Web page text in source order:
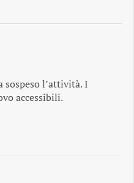
sospeso l’attività. I
accessibili.